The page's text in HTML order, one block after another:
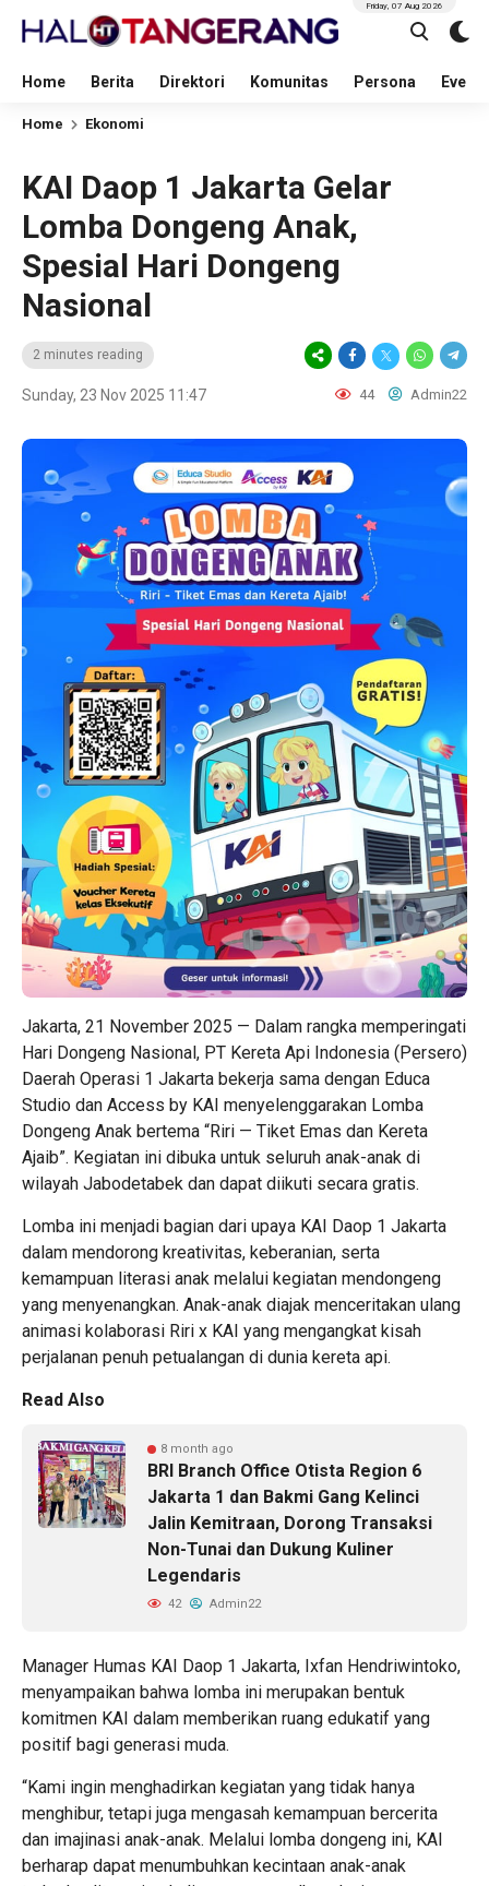
Home Berita Direktori Komunitas Persona Event
Friday, 07 Aug 2026
Home Ekonomi
KAI Daop 1 Jakarta Gelar
Lomba Dongeng Anak,
Spesial Hari Dongeng
Nasional
2 minutes reading
Sunday, 23 Nov 2025 11:47 44 Admin22
Jakarta, 21 November 2025 — Dalam rangka memperingati
Hari Dongeng Nasional, PT Kereta Api Indonesia (Persero)
Daerah Operasi 1 Jakarta bekerja sama dengan Educa
Studio dan Access by KAI menyelenggarakan Lomba
Dongeng Anak bertema “Riri — Tiket Emas dan Kereta
Ajaib”. Kegiatan ini dibuka untuk seluruh anak-anak di
wilayah Jabodetabek dan dapat diikuti secara gratis.
Lomba ini menjadi bagian dari upaya KAI Daop 1 Jakarta
dalam mendorong kreativitas, keberanian, serta
kemampuan literasi anak melalui kegiatan mendongeng
yang menyenangkan. Anak-anak diajak menceritakan ulang
animasi kolaborasi Riri x KAI yang mengangkat kisah
perjalanan penuh petualangan di dunia kereta api.
Read Also
8 month ago
BRI Branch Office Otista Region 6
Jakarta 1 dan Bakmi Gang Kelinci
Jalin Kemitraan, Dorong Transaksi
Non-Tunai dan Dukung Kuliner
Legendaris
42 Admin22
Manager Humas KAI Daop 1 Jakarta, Ixfan Hendriwintoko,
menyampaikan bahwa lomba ini merupakan bentuk
komitmen KAI dalam memberikan ruang edukatif yang
positif bagi generasi muda.
“Kami ingin menghadirkan kegiatan yang tidak hanya
menghibur, tetapi juga mengasah kemampuan bercerita
dan imajinasi anak-anak. Melalui lomba dongeng ini, KAI
berharap dapat menumbuhkan kecintaan anak-anak